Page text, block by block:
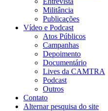
Militância
Publicações
Vídeo e Podcast
Atos Públicos
Campanhas
Depoimento
Documentário
Lives da CAMTRA
Podcast
Outros
Contato
Alternar pesquisa do site